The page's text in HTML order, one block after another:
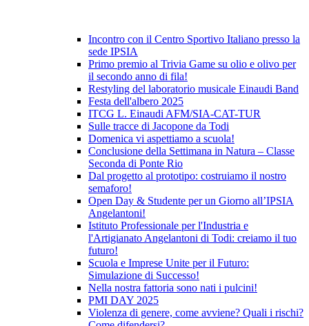
Incontro con il Centro Sportivo Italiano presso la
sede IPSIA
Primo premio al Trivia Game su olio e olivo per
il secondo anno di fila!
Restyling del laboratorio musicale Einaudi Band
Festa dell'albero 2025
ITCG L. Einaudi AFM/SIA-CAT-TUR
Sulle tracce di Jacopone da Todi
Domenica vi aspettiamo a scuola!
Conclusione della Settimana in Natura – Classe
Seconda di Ponte Rio
Dal progetto al prototipo: costruiamo il nostro
semaforo!
Open Day & Studente per un Giorno all’IPSIA
Angelantoni!
Istituto Professionale per l'Industria e
l'Artigianato Angelantoni di Todi: creiamo il tuo
futuro!
Scuola e Imprese Unite per il Futuro:
Simulazione di Successo!
Nella nostra fattoria sono nati i pulcini!
PMI DAY 2025
Violenza di genere, come avviene? Quali i rischi?